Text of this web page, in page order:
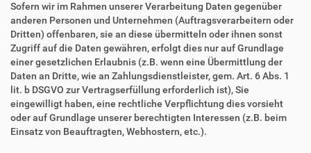
Sofern wir im Rahmen unserer Verarbeitung Daten gegenüber
anderen Personen und Unternehmen (Auftragsverarbeitern oder
Dritten) offenbaren, sie an diese übermitteln oder ihnen sonst
Zugriff auf die Daten gewähren, erfolgt dies nur auf Grundlage
einer gesetzlichen Erlaubnis (z.B. wenn eine Übermittlung der
Daten an Dritte, wie an Zahlungsdienstleister, gem. Art. 6 Abs. 1
lit. b DSGVO zur Vertragserfüllung erforderlich ist), Sie
eingewilligt haben, eine rechtliche Verpflichtung dies vorsieht
oder auf Grundlage unserer berechtigten Interessen (z.B. beim
Einsatz von Beauftragten, Webhostern, etc.).